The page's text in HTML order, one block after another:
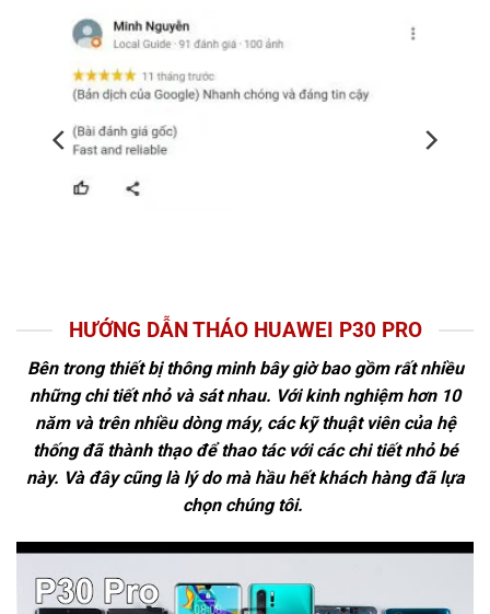
HƯỚNG DẪN THÁO HUAWEI P30 PRO
Bên trong thiết bị thông minh bây giờ bao gồm rất nhiều
những chi tiết nhỏ và sát nhau. Với kinh nghiệm hơn 10
năm và trên nhiều dòng máy, các kỹ thuật viên của hệ
thống đã thành thạo để thao tác với các chi tiết nhỏ bé
này. Và đây cũng là lý do mà hầu hết khách hàng đã lựa
chọn chúng tôi.